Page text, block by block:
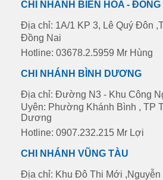
CHI NHÁNH BIÊN HÒA - ĐỒNG
Địa chỉ: 1A/1 KP 3, Lê Quý Đôn
Đồng Nai
Hotline: 03678.2.5959 Mr Hùng
CHI NHÁNH BÌNH DƯƠNG
Địa chỉ: Đường N3 - Khu Công
Uyên: Phường Khánh Bình , TP
Dương
Hotline: 0907.232.215 Mr Lợi
CHI NHÁNH VŨNG TÀU
Địa chỉ: Khu Đô Thi Mới ,Nguyễn